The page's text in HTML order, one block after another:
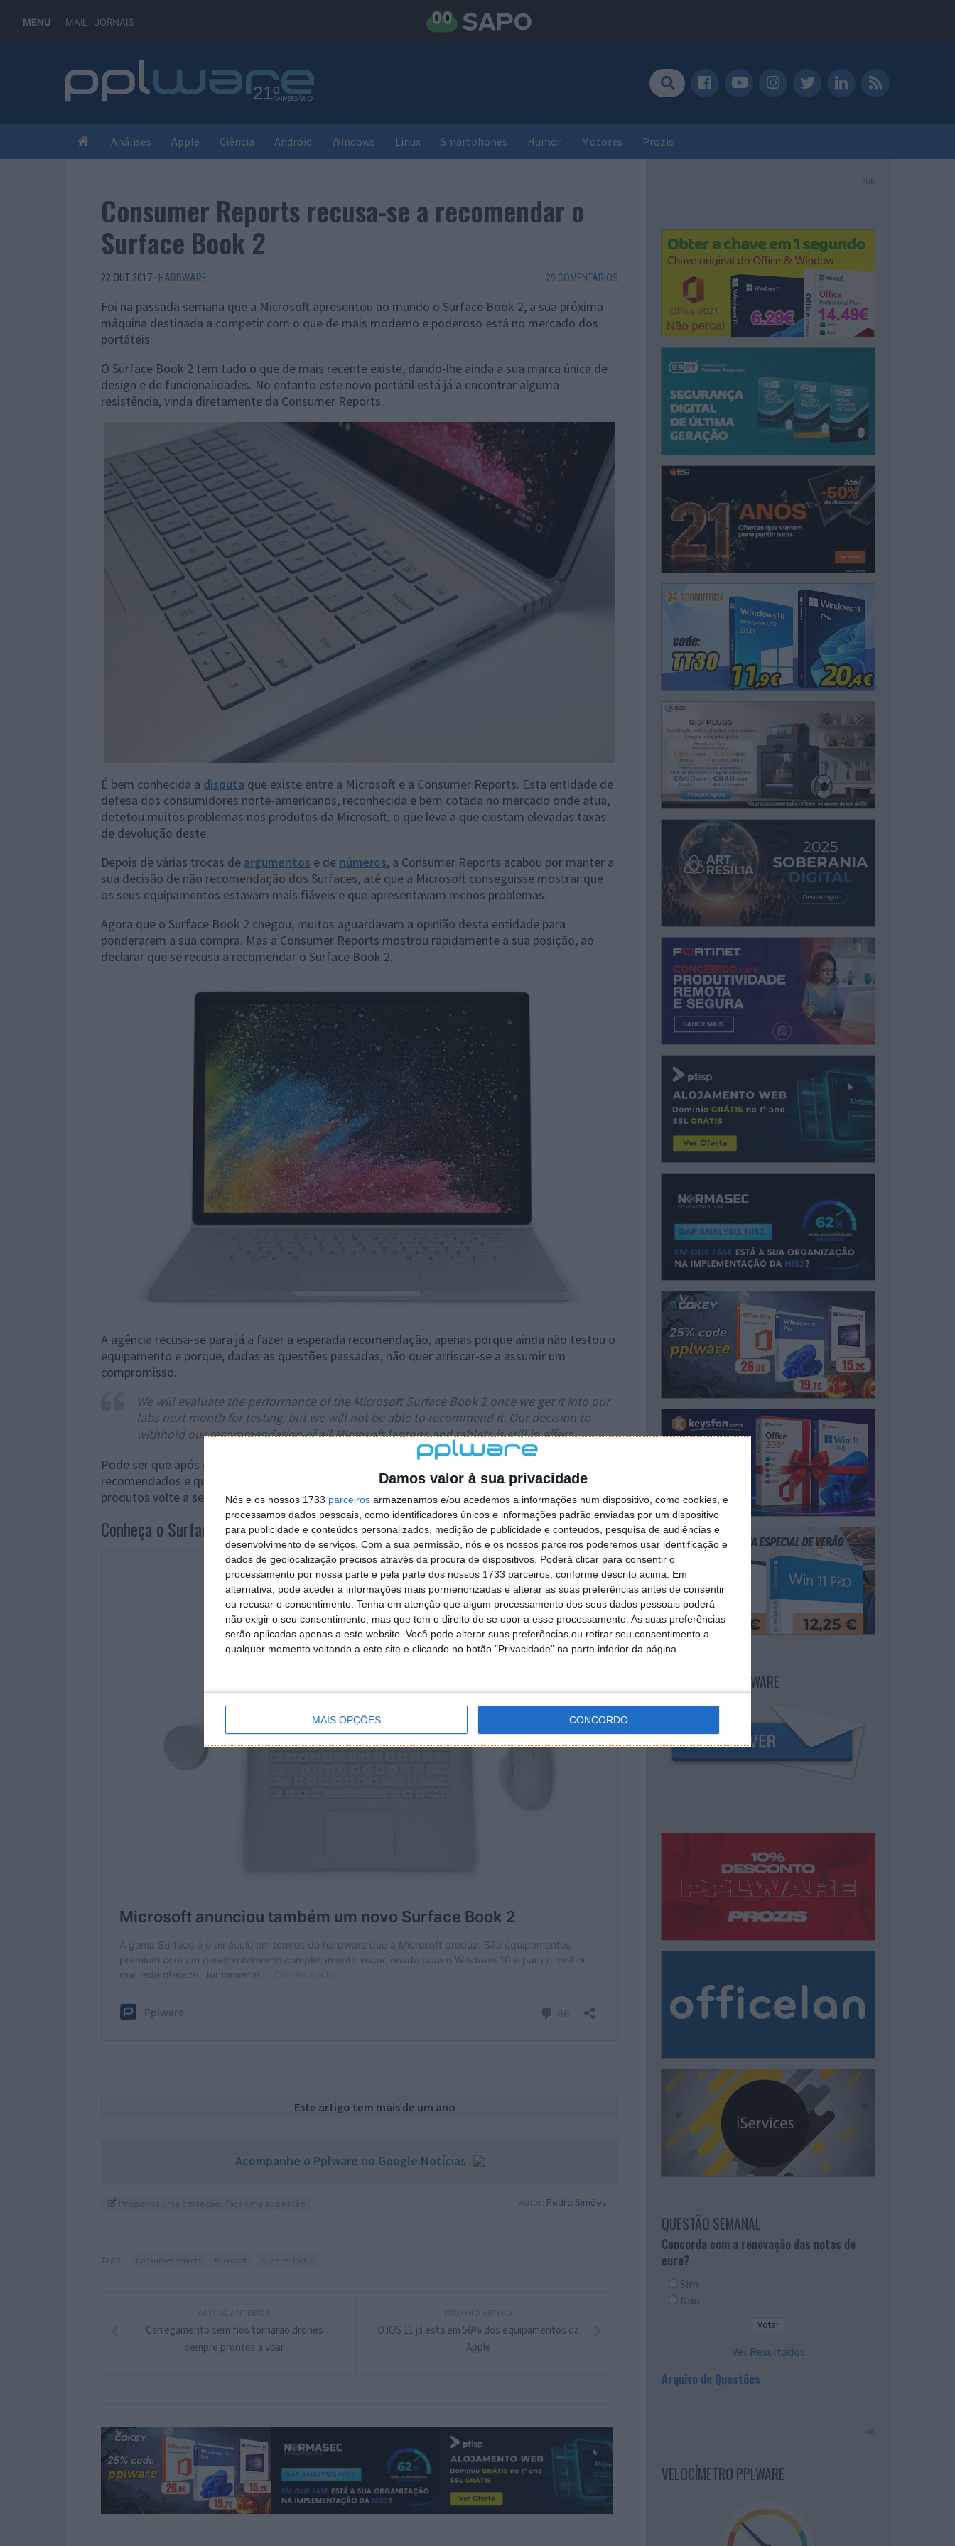
Damos valor à sua privacidade
Nós e os nossos 1733 parceiros armazenamos e/ou acedemos a informações num dispositivo, como cookies, e
processamos dados pessoais, como identificadores únicos e informações padrão enviadas por um dispositivo
para publicidade e conteúdos personalizados, medição de publicidade e conteúdos, pesquisa de audiências e
desenvolvimento de serviços. Com a sua permissão, nós e os nossos parceiros poderemos usar identificação e
dados de geolocalização precisos através da procura de dispositivos. Poderá clicar para consentir o
processamento por nossa parte e pela parte dos nossos 1733 parceiros, conforme descrito acima. Em
alternativa, pode aceder a informações mais pormenorizadas e alterar as suas preferências antes de consentir
ou recusar o consentimento. Tenha em atenção que algum processamento dos seus dados pessoais poderá
não exigir o seu consentimento, mas que tem o direito de se opor a esse processamento. As suas preferências
serão aplicadas apenas a este website. Você pode alterar suas preferências ou retirar seu consentimento a
qualquer momento voltando a este site e clicando no botão "Privacidade" na parte inferior da página.
MAIS OPÇÕES CONCORDO
MENU MAIL JORNAIS
Análises Apple Ciência Android Windows Linux Smartphones Humor Motores Prozis
Consumer Reports recusa-se a recomendar o
Surface Book 2
22 OUT 2017 · HARDWARE 29 COMENTÁRIOS
Foi na passada semana que a Microsoft apresentou ao mundo o Surface Book 2, a sua próxima
máquina destinada a competir com o que de mais moderno e poderoso está no mercado dos
portáteis.
O Surface Book 2 tem tudo o que de mais recente existe, dando-lhe ainda a sua marca única de
design e de funcionalidades. No entanto este novo portátil está já a encontrar alguma
resistência, vinda diretamente da Consumer Reports.
É bem conhecida a disputa que existe entre a Microsoft e a Consumer Reports. Esta entidade de
defesa dos consumidores norte-americanos, reconhecida e bem cotada no mercado onde atua,
detetou muitos problemas nos produtos da Microsoft, o que leva a que existam elevadas taxas
de devolução deste.
Depois de várias trocas de argumentos e de números, a Consumer Reports acabou por manter a
sua decisão de não recomendação dos Surfaces, até que a Microsoft conseguisse mostrar que
os seus equipamentos estavam mais fiáveis e que apresentavam menos problemas.
Agora que o Surface Book 2 chegou, muitos aguardavam a opinião desta entidade para
ponderarem a sua compra. Mas a Consumer Reports mostrou rapidamente a sua posição, ao
declarar que se recusa a recomendar o Surface Book 2.
A agência recusa-se para já a fazer a esperada recomendação, apenas porque ainda não testou o
equipamento e porque, dadas as questões passadas, não quer arriscar-se a assumir um
compromisso.
We will evaluate the performance of the Microsoft Surface Book 2 once we get it into our
labs next month for testing, but we will not be able to recommend it. Our decision to
withhold our recommendation of all Microsoft laptops and tablets is still in effect.
Pode ser que após estes testes o Surface Book 2 passe a constar da lista de equipamentos
recomendados e que, finalmente, a posição da Consumer Reports sobre a Microsoft e os seus
produtos volte a ser positiva.
Conheça o Surface Book 2
Este artigo tem mais de um ano
Acompanhe o Pplware no Google Notícias
Autor: Pedro Simões
Tags:
O iOS 11 já está em 56% dos equipamentos da
Apple
Carregamento sem fios tornarão drones
sempre prontos a voar
PUB
NEWSLETTER PPLWARE
QUESTÃO SEMANAL
Concorda com a renovação das notas de
euro?
Sim
Não
Ver Resultados
Arquivo de Questões
PUB
VELOCÍMETRO PPLWARE